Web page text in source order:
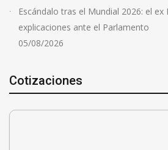
Escándalo tras el Mundial 2026: el
explicaciones ante el Parlamento
05/08/2026
Cotizaciones